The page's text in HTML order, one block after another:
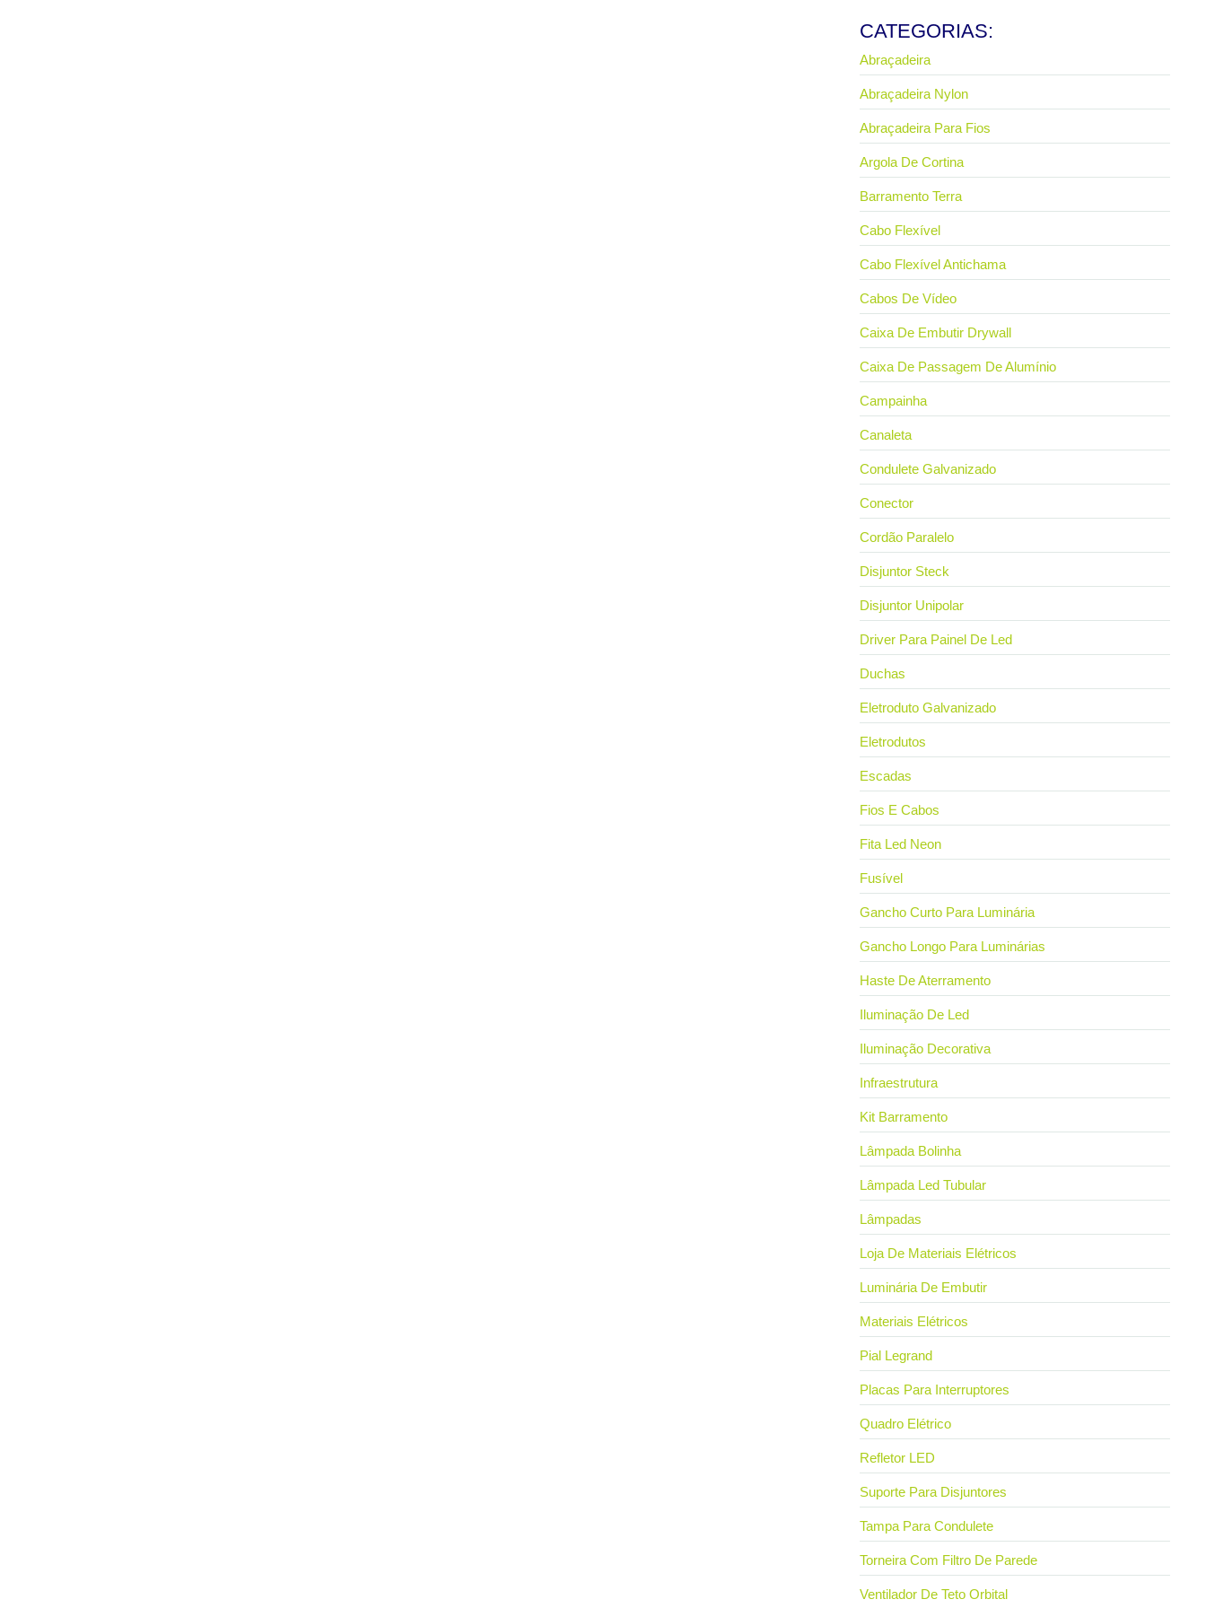
CATEGORIAS:
Abraçadeira
Abraçadeira Nylon
Abraçadeira Para Fios
Argola De Cortina
Barramento Terra
Cabo Flexível
Cabo Flexível Antichama
Cabos De Vídeo
Caixa De Embutir Drywall
Caixa De Passagem De Alumínio
Campainha
Canaleta
Condulete Galvanizado
Conector
Cordão Paralelo
Disjuntor Steck
Disjuntor Unipolar
Driver Para Painel De Led
Duchas
Eletroduto Galvanizado
Eletrodutos
Escadas
Fios E Cabos
Fita Led Neon
Fusível
Gancho Curto Para Luminária
Gancho Longo Para Luminárias
Haste De Aterramento
Iluminação De Led
Iluminação Decorativa
Infraestrutura
Kit Barramento
Lâmpada Bolinha
Lâmpada Led Tubular
Lâmpadas
Loja De Materiais Elétricos
Luminária De Embutir
Materiais Elétricos
Pial Legrand
Placas Para Interruptores
Quadro Elétrico
Refletor LED
Suporte Para Disjuntores
Tampa Para Condulete
Torneira Com Filtro De Parede
Ventilador De Teto Orbital